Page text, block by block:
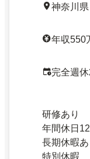
神奈川
年収550
完全週
研修あり
年間休日
長期休暇あ
特別休暇